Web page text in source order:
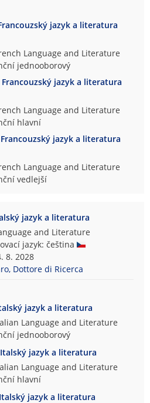
jazyk a literatura
Language and Literature
jednooborový
Francouzský jazyk a literatura
Language and Literature
hlavní
Francouzský jazyk a literatura
Language and Literature
vedlejší
jazyk a literatura
and Literature
jazyk: čeština
8. 2028
Dottore di Ricerca
jazyk a literatura
Language and Literature
jednooborový
Italský jazyk a literatura
Language and Literature
hlavní
Italský jazyk a literatura